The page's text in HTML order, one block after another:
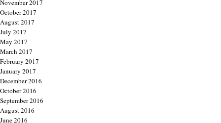
November 2017
October 2017
August 2017
July 2017
May 2017
March 2017
February 2017
January 2017
December 2016
October 2016
September 2016
August 2016
June 2016